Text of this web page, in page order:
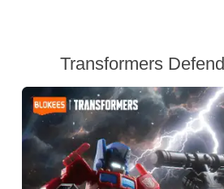
Transformers